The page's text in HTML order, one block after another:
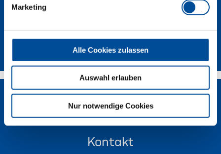
Marketing
Alle Cookies zulassen
Auswahl erlauben
Nur notwendige Cookies
Newsletter
Kontakt